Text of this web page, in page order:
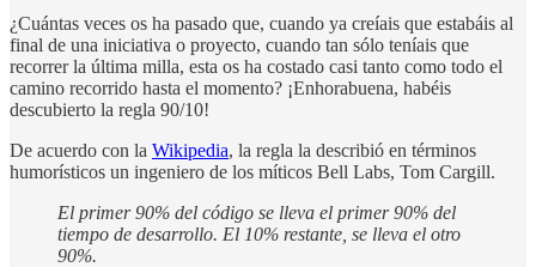
¿Cuántas veces os ha pasado que, cuando ya creíais que estabáis al
final de una iniciativa o proyecto, cuando tan sólo teníais que
recorrer la última milla, esta os ha costado casi tanto como todo el
camino recorrido hasta el momento? ¡Enhorabuena, habéis
descubierto la regla 90/10!
De acuerdo con la Wikipedia, la regla la describió en términos
humorísticos un ingeniero de los míticos Bell Labs, Tom Cargill.
El primer 90% del código se lleva el primer 90% del
tiempo de desarrollo. El 10% restante, se lleva el otro
90%.